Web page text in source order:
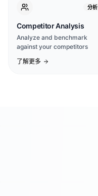
分析
Competitor Analysis
Analyze and benchmark
against your competitors
了解更多